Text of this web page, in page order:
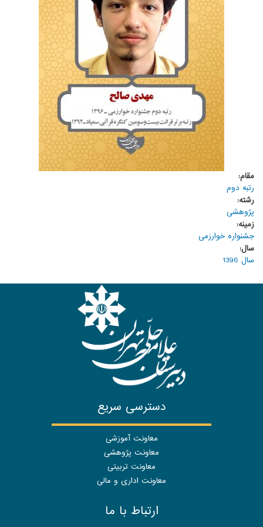
مقام:
رتبه دوم
رشته:
پژوهشی
زمینه:
جشنواره خوارزمی
سال:
سال 1396
دسترسی سریع
معاونت آموزشی
معاونت پژوهشی
معاونت تربیتی
معاونت اداری و مالی
ارتباط با ما